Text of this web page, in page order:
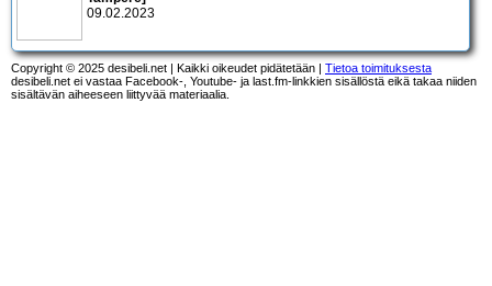
09.02.2023
Copyright © 2025 desibeli.net | Kaikki oikeudet pidätetään | Tietoa toimituksesta
desibeli.net ei vastaa Facebook-, Youtube- ja last.fm-linkkien sisällöstä eikä takaa niiden
sisältävän aiheeseen liittyvää materiaalia.